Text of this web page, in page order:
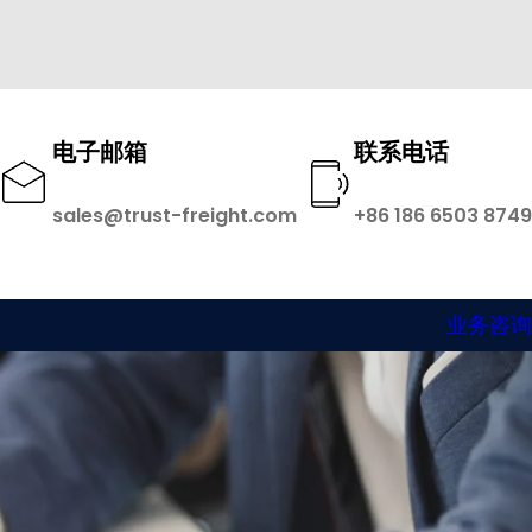
电子邮箱
sales@trust-freight.com
联系电话
+86 186 6503 8749
业务咨询